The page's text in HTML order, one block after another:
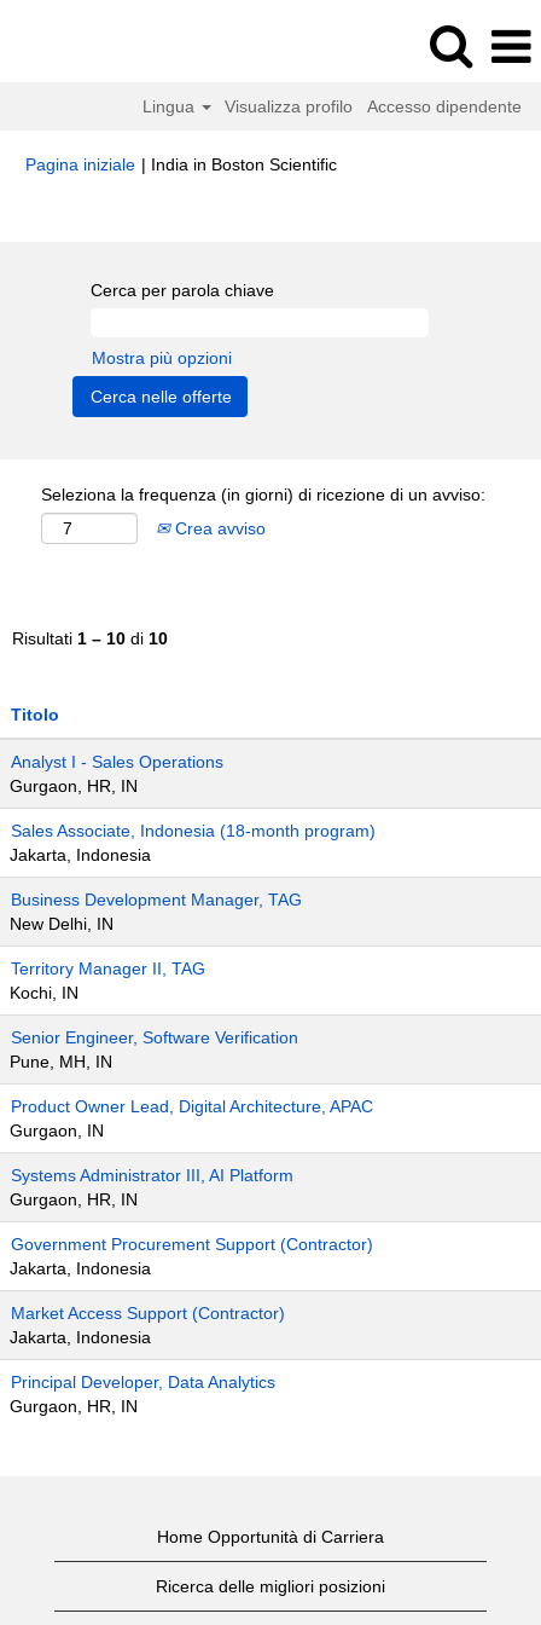
Lingua Visualizza profilo Accesso dipendente
Pagina iniziale | India in Boston Scientific(pagina
Cerca per parola chiave
Mostra più opzioni
Seleziona la frequenza (in giorni) di ricezione di un avviso:
Crea avviso
Risultati 1 – 10 di 10
Titolo
Analyst I - Sales Operations
Gurgaon, HR, IN
Sales Associate, Indonesia (18-month program)
Jakarta, Indonesia
Business Development Manager, TAG
New Delhi, IN
Territory Manager II, TAG
Kochi, IN
Senior Engineer, Software Verification
Pune, MH, IN
Product Owner Lead, Digital Architecture, APAC
Gurgaon, IN
Systems Administrator III, AI Platform
Gurgaon, HR, IN
Government Procurement Support (Contractor)
Jakarta, Indonesia
Market Access Support (Contractor)
Jakarta, Indonesia
Principal Developer, Data Analytics
Gurgaon, HR, IN
Home Opportunità di Carriera
Ricerca delle migliori posizioni